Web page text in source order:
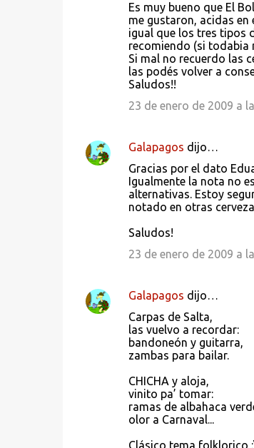
Es muy bueno que El
me gustaron, acidas
igual que los tres tipos
recomiendo (si todabia
Si mal no recuerdo las
las podés volver a
Saludos!!
23 de enero de 2009 a
Galapagos dijo…
Gracias por el dato
Igualmente la nota no
alternativas. Estoy
notado en otras
Saludos!
23 de enero de 2009 a
Galapagos dijo…
Carpas de Salta,
las vuelvo a recordar:
bandoneón y guitarra,
zambas para bailar.
CHICHA y aloja,
vinito pa’ tomar:
ramas de albahaca
olor a Carnaval...
Clásico tema folklorico